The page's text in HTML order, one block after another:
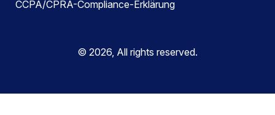
CCPA/CPRA-Compliance-Erklärung
© 2026, All rights reserved.